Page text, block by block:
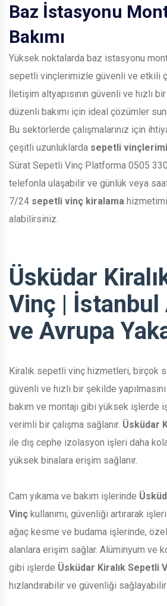
Baz İstasyonu
Bakımı
Yüksek noktalarda baz istasyonu
sepetli vinçlerimizle güvenli ve etkili
İletişim altyapısının güvenli ve hızlı
düzenli bakımı için ideal çözümler
Bu sektörlerde çalışmalarınız için
çeşitli uzunluklarda sepetli
Sürat Sepetli Vinç Platforma 0505
telefonla ulaşabilir ve günlük veya
7/24 sepetli vinç kiralama
alabilirsiniz.
Üsküdar
Vinç | İstanbul
ve Avrupa
Kiralık sepetli vinç hizmetleri, birçok
güvenli ve hızlı bir şekilde
bakım ve montajı gibi yüksek işlerde
verimli bir çalışma sağlanır. Üsküdar
ile dış cephe izolasyon işleri daha
yüksek binalara erişim sağlanır.
Cam yıkama ve bakım işlerinde
Vinç kullanımı, güvenliği artırarak işleri
ağaç kesme ve budama işlerinde,
alanlara erişim sağlar. Alüminyum ve
gibi işlerde Üsküdar Kiralık Sepetli
hızlandırabilir ve güvenliği